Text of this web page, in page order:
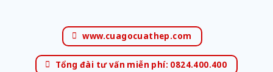
www.cuagocuathep.com
Tổng đài tư vấn miễn phí: 0824.400.400